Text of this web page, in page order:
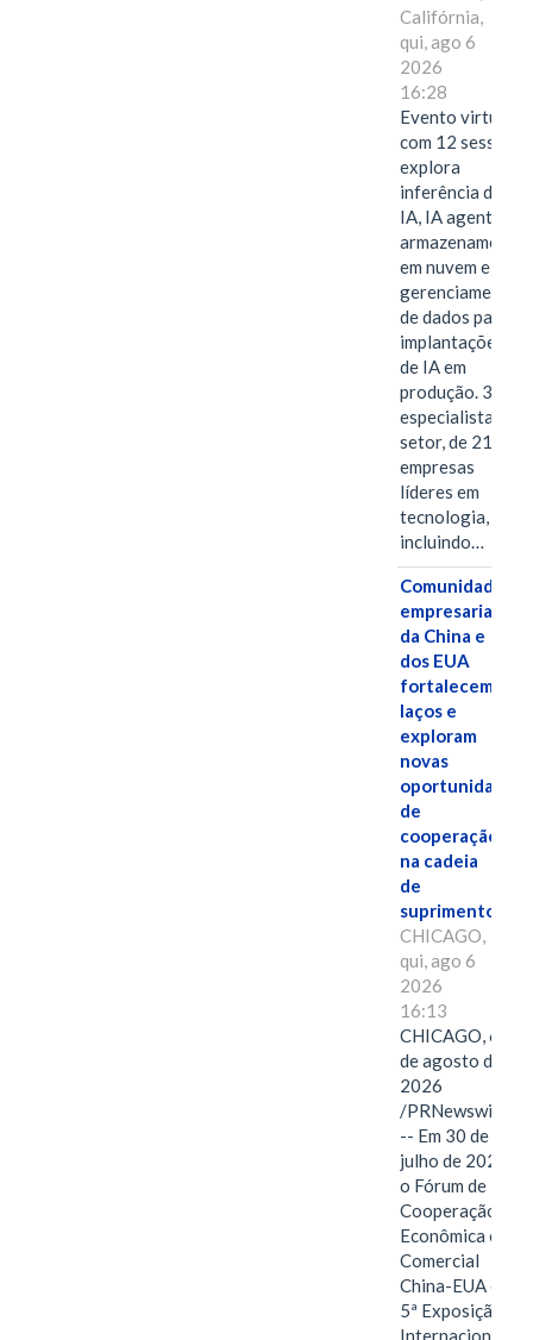
Califórnia,
qui, ago 6
2026
16:28
Evento virtual
com 12 sessões
explora
inferência de
IA, IA agentiva,
armazenamento
em nuvem e
gerenciamento
de dados para
implantações
de IA em
produção. 38
especialistas do
setor, de 21
empresas
líderes em
tecnologia,
incluindo…
Comunidades
empresariais
da China e
dos EUA
fortalecem
laços e
exploram
novas
oportunidades
de
cooperação
na cadeia
de
suprimentos.
CHICAGO,
qui, ago 6
2026
16:13
CHICAGO, 6
de agosto de
2026
/PRNewswire/
-- Em 30 de
julho de 2026,
o Fórum de
Cooperação
Econômica e
Comercial
China-EUA e a
5ª Exposição
Internacional